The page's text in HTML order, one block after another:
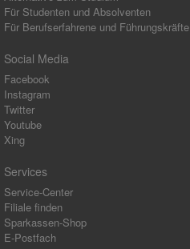
Für Studenten und Absolventen
Für Berufserfahrene und Führungskräfte
Social Media
Facebook
Instagram
Twitter
Youtube
Xing
Services
Service-Center
Filiale finden
Sparkassen-Shop
E-Postfach